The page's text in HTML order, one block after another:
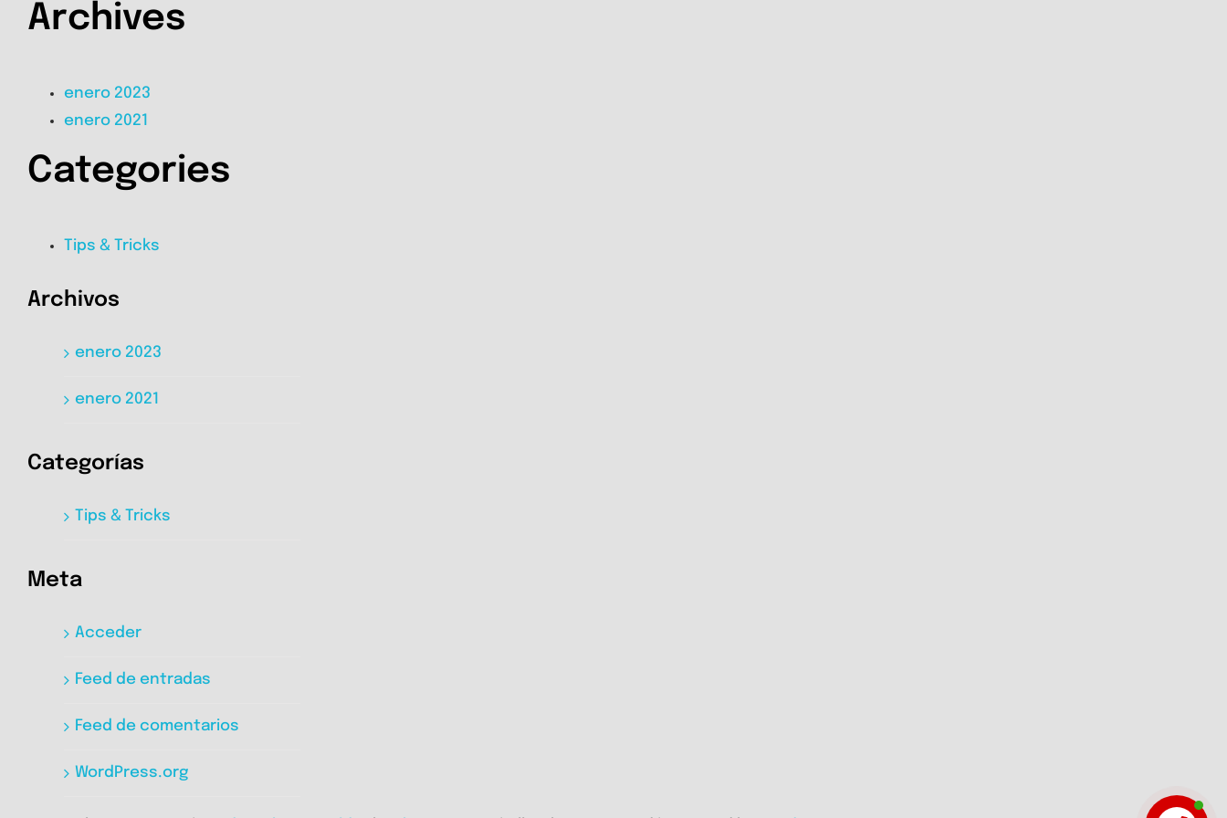
Archives
enero 2023
enero 2021
Categories
Tips & Tricks
Archivos
enero 2023
enero 2021
Categorías
Tips & Tricks
Meta
Acceder
Feed de entradas
Feed de comentarios
WordPress.org